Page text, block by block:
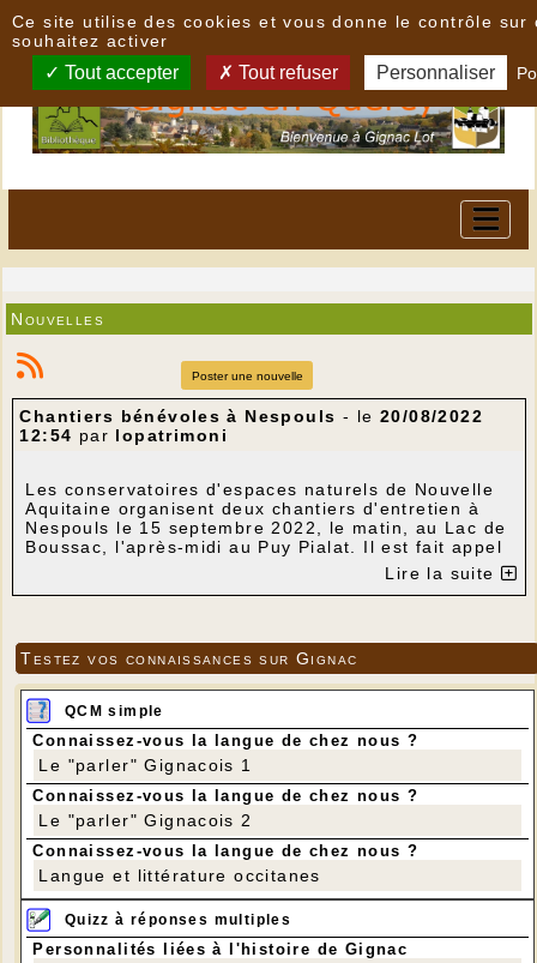
Nouvelles
Poster une nouvelle
Chantiers bénévoles à Nespouls - le 20/08/2022
12:54 par lopatrimoni
Les conservatoires d'espaces naturels de Nouvelle
Aquitaine organisent deux chantiers d'entretien à
Nespouls le 15 septembre 2022, le matin, au Lac de
Boussac, l'après-midi au Puy Pialat. Il est fait appel
Lire la suite
Testez vos connaissances sur Gignac
QCM simple
Connaissez-vous la langue de chez nous ?
Le "parler" Gignacois 1
Connaissez-vous la langue de chez nous ?
Le "parler" Gignacois 2
Connaissez-vous la langue de chez nous ?
Langue et littérature occitanes
Quizz à réponses multiples
Personnalités liées à l'histoire de Gignac
Ce site utilise des cookies et vous donne le contrôle sur
souhaitez activer
Tout accepter Tout refuser Personnaliser